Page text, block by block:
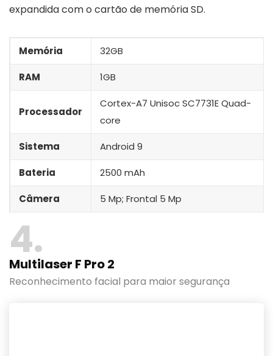
expandida com o cartão de memória SD.
Memória 32GB
RAM 1GB
Processador
Cortex-A7 Unisoc SC7731E Quad-
core
Sistema Android 9
Bateria 2500 mAh
Câmera 5 Mp; Frontal 5 Mp
4
Multilaser F Pro 2
Reconhecimento facial para maior segurança